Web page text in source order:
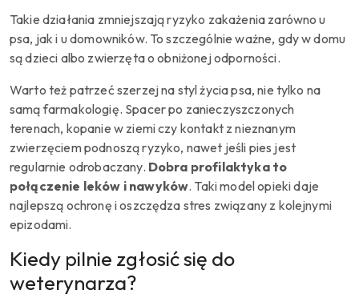
Takie działania zmniejszają ryzyko zakażenia zarówno u
psa, jak i u domowników. To szczególnie ważne, gdy w domu
są dzieci albo zwierzęta o obniżonej odporności.
Warto też patrzeć szerzej na styl życia psa, nie tylko na
samą farmakologię. Spacer po zanieczyszczonych
terenach, kopanie w ziemi czy kontakt z nieznanym
zwierzęciem podnoszą ryzyko, nawet jeśli pies jest
regularnie odrobaczany. Dobra profilaktyka to
połączenie leków i nawyków. Taki model opieki daje
najlepszą ochronę i oszczędza stres związany z kolejnymi
epizodami.
Kiedy pilnie zgłosić się do
weterynarza?